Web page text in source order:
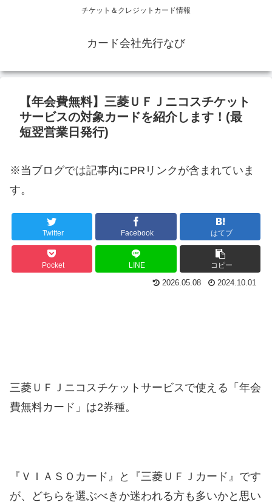
チケット＆クレジットカード情報
カード会社先行なび
【年会費無料】三菱ＵＦＪニコスチケット
サービスの対象カードを紹介します！(最
短翌営業日発行)
※当ブログでは記事内にPRリンクが含まれていま
す。
Twitter Facebook はてブ
Pocket LINE コピー
2026.05.08 2024.10.01
三菱ＵＦＪニコスチケットサービスで使える「年会
費無料カード」は2券種。
『ＶＩＡＳＯカード』と『三菱ＵＦＪカード』です
が、どちらを選ぶべきか迷われる方も多いかと思い